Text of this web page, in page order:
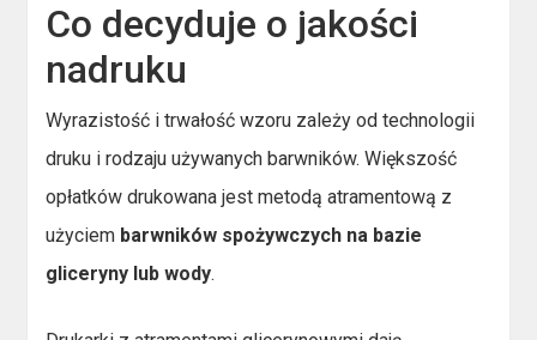
Co decyduje o jakości
nadruku
Wyrazistość i trwałość wzoru zależy od technologii
druku i rodzaju używanych barwników. Większość
opłatków drukowana jest metodą atramentową z
użyciem barwników spożywczych na bazie
gliceryny lub wody.